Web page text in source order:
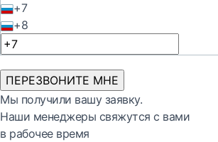
+7
+8
ПЕРЕЗВОНИТЕ МНЕ
Мы получили вашу заявку.
Наши менеджеры свяжутся с вами
в рабочее время